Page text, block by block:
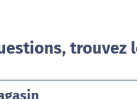
trouvez